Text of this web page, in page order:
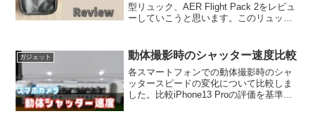
型リュック、AER Flight Pack 2をレビュ
ーしていこうと思います。このリュック
ソコンスリーブ、小物の仕分け、サイド
ポケッ...
ガジェット 動体撮影時のシャッター速度比較
各スマートフォンでの動体撮影時のシャ
ッタースピードの変化について比較しま
した。比較iPhone13 Proの評価を基準